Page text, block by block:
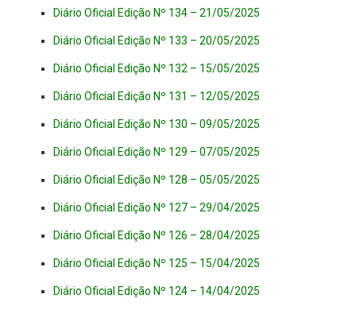
Diário Oficial Edição Nº 134 – 21/05/2025
Diário Oficial Edição Nº 133 – 20/05/2025
Diário Oficial Edição Nº 132 – 15/05/2025
Diário Oficial Edição Nº 131 – 12/05/2025
Diário Oficial Edição Nº 130 – 09/05/2025
Diário Oficial Edição Nº 129 – 07/05/2025
Diário Oficial Edição Nº 128 – 05/05/2025
Diário Oficial Edição Nº 127 – 29/04/2025
Diário Oficial Edição Nº 126 – 28/04/2025
Diário Oficial Edição Nº 125 – 15/04/2025
Diário Oficial Edição Nº 124 – 14/04/2025